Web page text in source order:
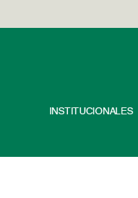
INSTITUCIONALES